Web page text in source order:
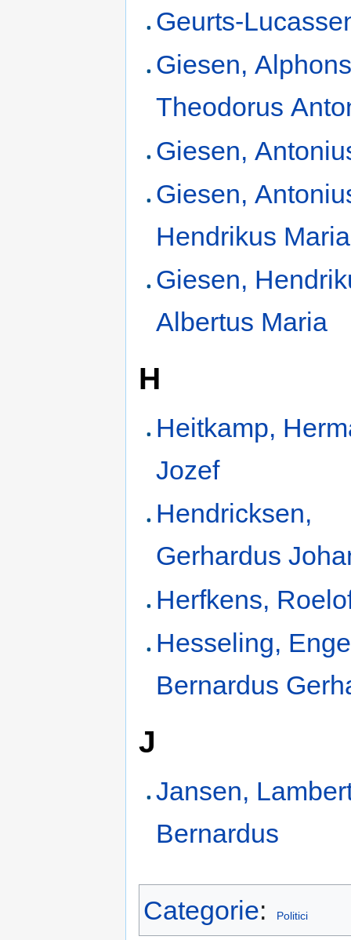
Geurts-
Giesen,
Theodorus
Giesen,
Giesen,
Hendrikus Maria
Giesen,
Albertus Maria
H
Heitkamp,
Jozef
Hendricksen,
Gerhardus
Herfkens,
Hesseling,
Bernardus
J
Jansen,
Bernardus
Categorie: Politici